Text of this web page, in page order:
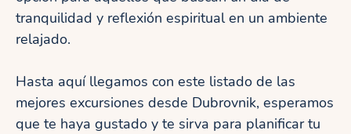
tranquilidad y reflexión espiritual en un ambiente
relajado.
Hasta aquí llegamos con este listado de las
mejores excursiones desde Dubrovnik, esperamos
que te haya gustado y te sirva para planificar tu